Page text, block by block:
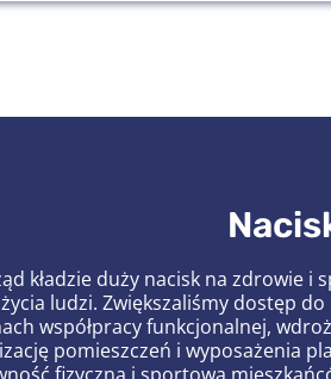
kładzie duży nacisk na zdrowie
ludzi. Zwiększaliśmy dostęp
współpracy funkcjonalnej,
pomieszczeń i wyposażenia